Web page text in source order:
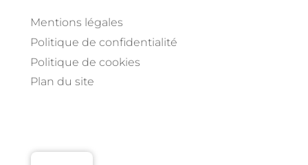
Mentions légales
Politique de confidentialité
Politique de cookies
Plan du site